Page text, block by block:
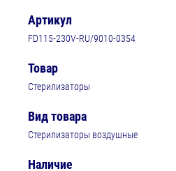
Артикул
FD115-230V-RU/9010-0354
Товар
Стерилизаторы
Вид товара
Стерилизаторы воздушные
Наличие